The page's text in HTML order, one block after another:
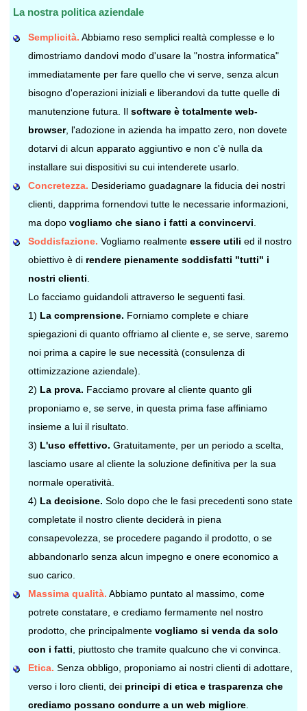
La nostra politica aziendale
Semplicità. Abbiamo reso semplici realtà complesse e lo
dimostriamo dandovi modo d'usare la "nostra informatica"
immediatamente per fare quello che vi serve, senza alcun
bisogno d'operazioni iniziali e liberandovi da tutte quelle di
manutenzione futura. Il software è totalmente web-
browser, l'adozione in azienda ha impatto zero, non dovete
dotarvi di alcun apparato aggiuntivo e non c'è nulla da
installare sui dispositivi su cui intenderete usarlo.
Concretezza. Desideriamo guadagnare la fiducia dei nostri
clienti, dapprima fornendovi tutte le necessarie informazioni,
ma dopo vogliamo che siano i fatti a convincervi
Soddisfazione. Vogliamo realmente essere utili ed il nostro
obiettivo è di rendere pienamente soddisfatti "tutti" i
nostri clienti
Lo facciamo guidandoli attraverso le seguenti fasi.
1) La comprensione. Forniamo complete e chiare
spiegazioni di quanto offriamo al cliente e, se serve, saremo
noi prima a capire le sue necessità (consulenza di
ottimizzazione aziendale).
2) La prova. Facciamo provare al cliente quanto gli
proponiamo e, se serve, in questa prima fase affiniamo
insieme a lui il risultato.
3) L'uso effettivo. Gratuitamente, per un periodo a scelta,
lasciamo usare al cliente la soluzione definitiva per la sua
normale operatività.
4) La decisione. Solo dopo che le fasi precedenti sono state
completate il nostro cliente deciderà in piena
consapevolezza, se procedere pagando il prodotto, o se
abbandonarlo senza alcun impegno e onere economico a
suo carico.
Massima qualità. Abbiamo puntato al massimo, come
potrete constatare, e crediamo fermamente nel nostro
prodotto, che principalmente vogliamo si venda da solo
con i fatti , piuttosto che tramite qualcuno che vi convinca.
Etica. Senza obbligo, proponiamo ai nostri clienti di adottare,
verso i loro clienti, dei principi di etica e trasparenza che
crediamo possano condurre a un web migliore.